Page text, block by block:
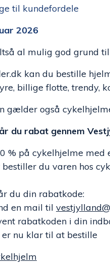
til kundefordele
2026
al mulig god grund
kan du bestille
billige flotte, trendy,
gælder også
du rabat gennem
% på cykelhjelme med
du varen hos
du din rabatkode:
en mail til
rabatkoden i din
nu klar til at bestille